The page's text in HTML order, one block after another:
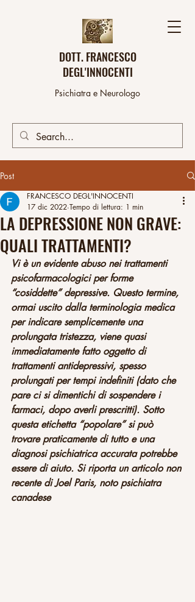
DOTT. FRANCESCO
DEGL'INNOCENTI
Psichiatra e Neurologo
Post
LA DEPRESSIONE NON GRAVE:
QUALI TRATTAMENTI?
FRANCESCO DEGL'INNOCENTI
17 dic 2022 Tempo di lettura: 1 min
Vi è un evidente abuso nei trattamenti
psicofarmacologici per forme
“cosiddette” depressive. Questo termine,
ormai uscito dalla terminologia medica
per indicare semplicemente una
prolungata tristezza, viene quasi
immediatamente fatto oggetto di
trattamenti antidepressivi, spesso
prolungati per tempi indefiniti (dato che
pare ci si dimentichi di sospendere i
farmaci, dopo averli prescritti). Sotto
questa etichetta “popolare” si può
trovare praticamente di tutto e una
diagnosi psichiatrica accurata potrebbe
essere di aiuto. Si riporta un articolo non
recente di Joel Paris, noto psichiatra
canadese